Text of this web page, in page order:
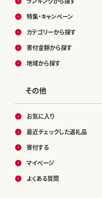
特集・キャンペーン
カテゴリーから探す
寄付金額から探す
地域から探す
その他
お気に入り
最近チェックした返礼品
寄付する
マイページ
よくある質問